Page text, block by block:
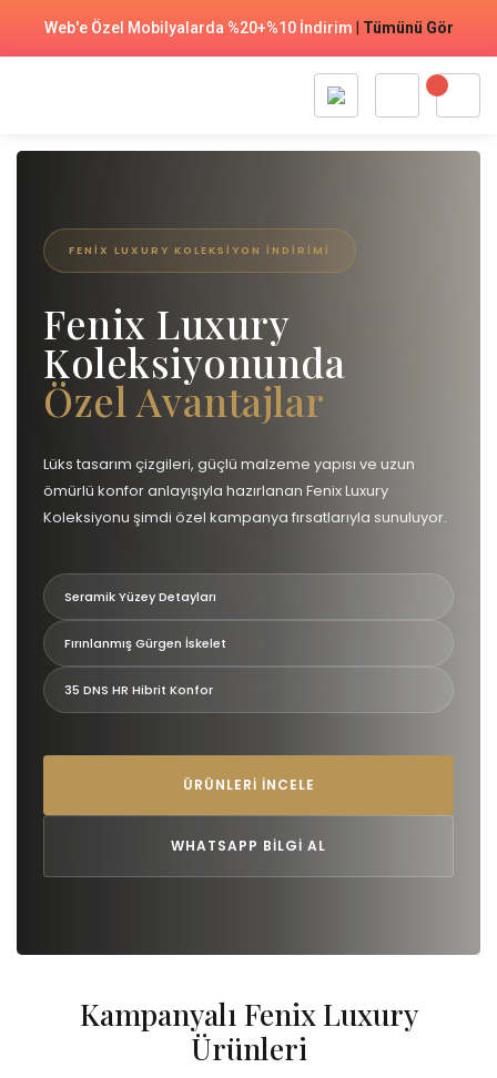
Web'e Özel Mobilyalarda %20+%10 İndirim Tümünü Gör
FENIX LUXURY KOLEKSIYON İNDIRIMI
Fenix Luxury
Koleksiyonunda
Özel Avantajlar
Lüks tasarım çizgileri, güçlü malzeme yapısı ve uzun
ömürlü konfor anlayışıyla hazırlanan Fenix Luxury
Koleksiyonu şimdi özel kampanya fırsatlarıyla sunuluyor.
Seramik Yüzey Detayları
Fırınlanmış Gürgen İskelet
35 DNS HR Hibrit Konfor
ÜRÜNLERI İNCELE
WHATSAPP BILGI AL
Kampanyalı Fenix Luxury
Ürünleri